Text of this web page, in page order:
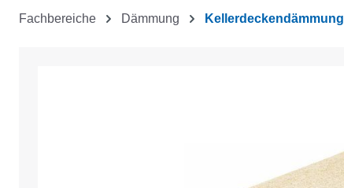
Fachbereiche Dämmung Kellerdeckendämmung